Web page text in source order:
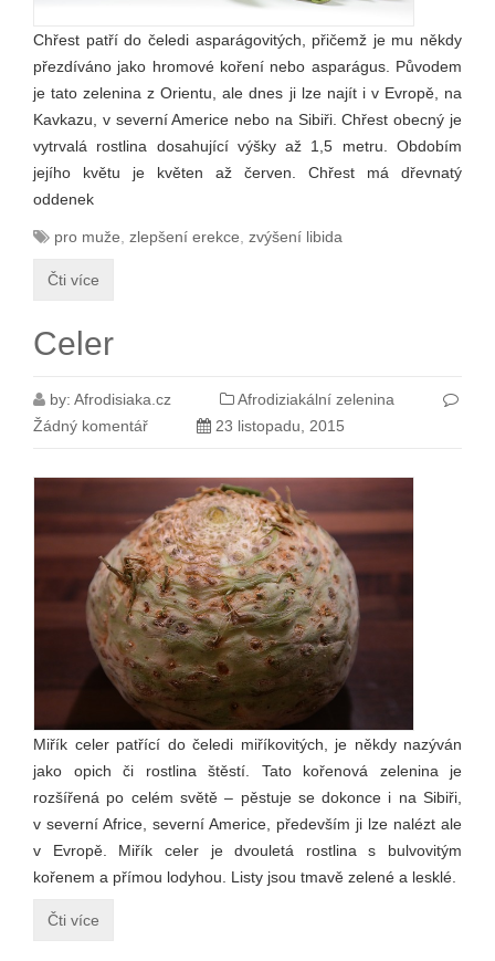
Chřest patří do čeledi asparágovitých, přičemž je mu někdy
přezdíváno jako hromové koření nebo asparágus. Původem
je tato zelenina z Orientu, ale dnes ji lze najít i v Evropě, na
Kavkazu, v severní Americe nebo na Sibiři. Chřest obecný je
vytrvalá rostlina dosahující výšky až 1,5 metru. Obdobím
jejího květu je květen až červen. Chřest má dřevnatý
oddenek
pro muže zlepšení erekce zvýšení libida
Čti více
Celer
by: Afrodisiaka.cz
Afrodiziakální zelenina
Žádný komentář
23 listopadu, 2015
Miřík celer patřící do čeledi miříkovitých, je někdy nazýván
jako opich či rostlina štěstí. Tato kořenová zelenina je
rozšířená po celém světě – pěstuje se dokonce i na Sibiři,
v severní Africe, severní Americe, především ji lze nalézt ale
v Evropě. Miřík celer je dvouletá rostlina s bulvovitým
kořenem a přímou lodyhou. Listy jsou tmavě zelené a lesklé.
Čti více